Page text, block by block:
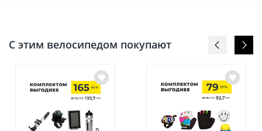
С этим велосипедом покупают